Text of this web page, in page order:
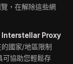
，在解除這些網
Interstellar Proxy
國家/地區限制
協助您輕鬆存